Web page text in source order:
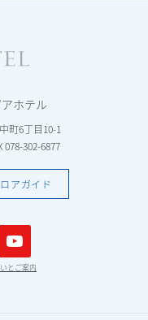
ホテル
町6丁目10-1
078-302-6877
アガイド
とご案内